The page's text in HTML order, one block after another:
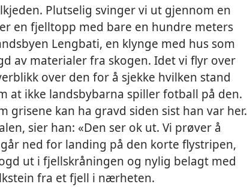
Plutselig svinger vi ut gjennom en
en fjelltopp med bare en hundre meters
Lengbati, en klynge med hus som
av materialer fra skogen. Idet vi flyr over
over den for å sjekke hvilken stand
at ikke landsbybarna spiller fotball på den.
grisene kan ha gravd siden sist han var her.
sier han: «Den ser ok ut. Vi prøver å
ned for landing på den korte flystripen,
ut i fjellskråningen og nylig belagt med
fra et fjell i nærheten.